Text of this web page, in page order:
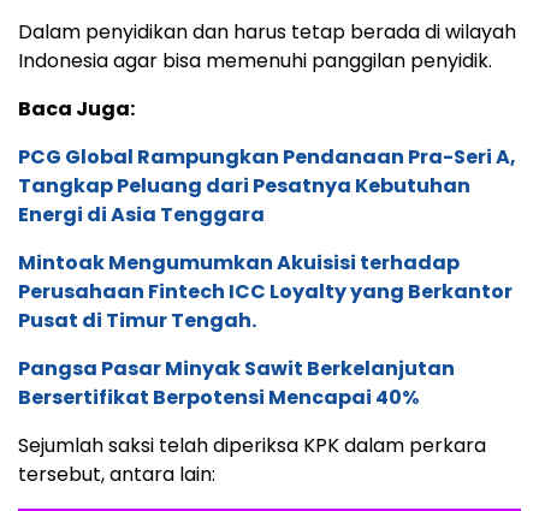
Dalam penyidikan dan harus tetap berada di wilayah
Indonesia agar bisa memenuhi panggilan penyidik.
Baca Juga:
PCG Global Rampungkan Pendanaan Pra-Seri A,
Tangkap Peluang dari Pesatnya Kebutuhan
Energi di Asia Tenggara
Mintoak Mengumumkan Akuisisi terhadap
Perusahaan Fintech ICC Loyalty yang Berkantor
Pusat di Timur Tengah.
Pangsa Pasar Minyak Sawit Berkelanjutan
Bersertifikat Berpotensi Mencapai 40%
Sejumlah saksi telah diperiksa KPK dalam perkara
tersebut, antara lain: